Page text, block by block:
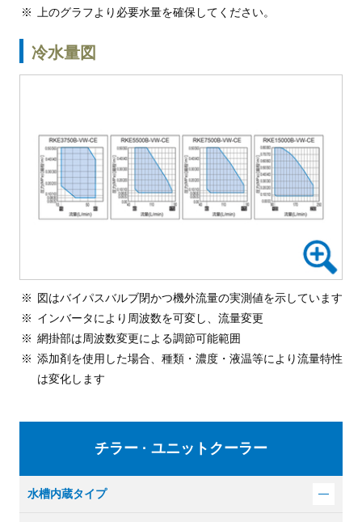
上のグラフより必要水量を確保してください。
冷水量図
図はバイパスバルブ閉かつ機外流量の実測値を示しています
インバータにより周波数を可変し、流量変更
網掛部は周波数変更による調節可能範囲
添加剤を使用した場合、種類・濃度・液温等により流量特性
は変化します
チラー · ユニットクーラー
水槽内蔵タイプ